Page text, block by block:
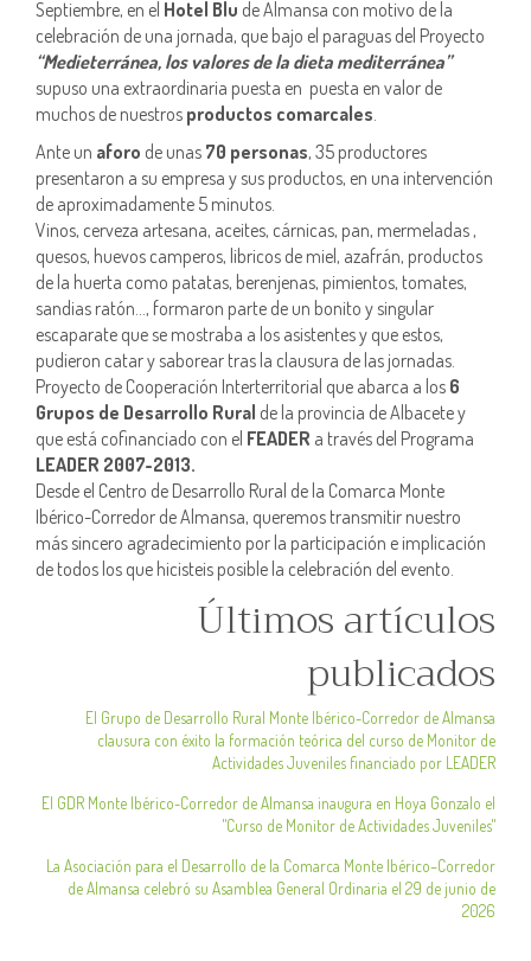
Septiembre, en el Hotel Blu de Almansa con motivo de la
celebración de una jornada, que bajo el paraguas del Proyecto
“Medieterránea, los valores de la dieta mediterránea”
supuso una extraordinaria puesta en puesta en valor de
muchos de nuestros productos comarcales.
Ante un aforo de unas 70 personas, 35 productores
presentaron a su empresa y sus productos, en una intervención
de aproximadamente 5 minutos.
Vinos, cerveza artesana, aceites, cárnicas, pan, mermeladas ,
quesos, huevos camperos, libricos de miel, azafrán, productos
de la huerta como patatas, berenjenas, pimientos, tomates,
sandias ratón…, formaron parte de un bonito y singular
escaparate que se mostraba a los asistentes y que estos,
pudieron catar y saborear tras la clausura de las jornadas.
Proyecto de Cooperación Interterritorial que abarca a los 6
Grupos de Desarrollo Rural de la provincia de Albacete y
que está cofinanciado con el FEADER a través del Programa
LEADER 2007-2013.
Desde el Centro de Desarrollo Rural de la Comarca Monte
Ibérico-Corredor de Almansa, queremos transmitir nuestro
más sincero agradecimiento por la participación e implicación
de todos los que hicisteis posible la celebración del evento.
Últimos artículos
publicados
El Grupo de Desarrollo Rural Monte Ibérico-Corredor de Almansa
clausura con éxito la formación teórica del curso de Monitor de
Actividades Juveniles financiado por LEADER
El GDR Monte Ibérico-Corredor de Almansa inaugura en Hoya Gonzalo el
"Curso de Monitor de Actividades Juveniles"
La Asociación para el Desarrollo de la Comarca Monte Ibérico–Corredor
de Almansa celebró su Asamblea General Ordinaria el 29 de junio de
2026